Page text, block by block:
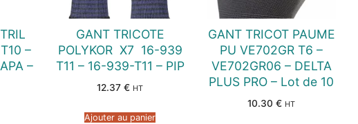
–
–
GANT TRICOTE
POLYKOR  X7  16-939
T11 – 16-939-T11 – PIP
12.37€ HT
Ajouter au panier
GANT TRICOT PAUME
PU VE702GR T6 –
VE702GR06 – DELTA
PLUS PRO – Lot de 10
10.30€ HT